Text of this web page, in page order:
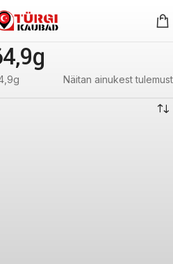
Näitan ainukest tulemust